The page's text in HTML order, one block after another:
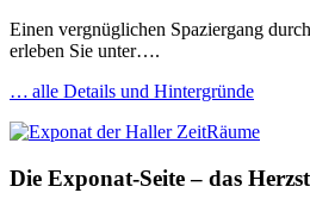
Einen vergnüglichen Spaziergang
erleben Sie unter….
… alle Details und Hintergründe
Die Exponat-Seite – das